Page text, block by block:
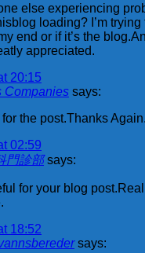
else experiencing
loading? I’m trying
end or if it’s the
appreciated.
20:15
Companies says:
the post.Thanks Again.
02:59
門診部 says:
for your blog
18:52
says: